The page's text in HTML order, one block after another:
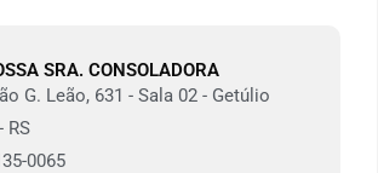
SRA. CONSOLADORA
G. Leão, 631 - Sala 02 - Getúlio
RS
0065